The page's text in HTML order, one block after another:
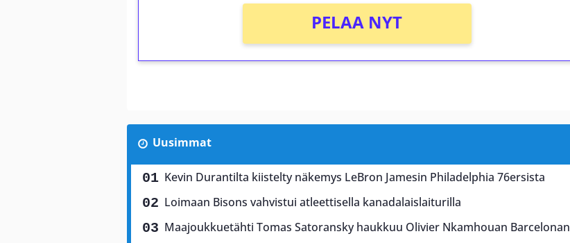
PELAA NYT
Uusimmat
Kevin Durantilta kiistelty näkemys LeBron Jamesin Philadelphia 76ersista
Loimaan Bisons vahvistui atleettisella kanadalaislaiturilla
Maajoukkuetähti Tomas Satoransky haukkuu Olivier Nkamhouan Barcelonan